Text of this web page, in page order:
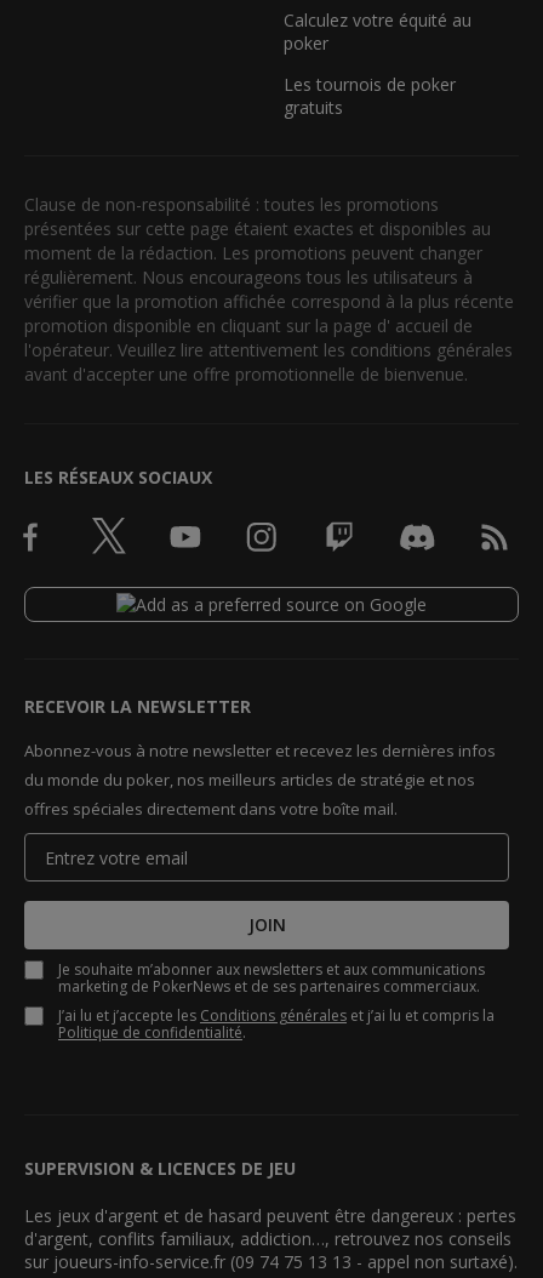
Calculez votre équité au
poker
Les tournois de poker
gratuits
Clause de non-responsabilité : toutes les promotions
présentées sur cette page étaient exactes et disponibles au
moment de la rédaction. Les promotions peuvent changer
régulièrement. Nous encourageons tous les utilisateurs à
vérifier que la promotion affichée correspond à la plus récente
promotion disponible en cliquant sur la page d' accueil de
l'opérateur. Veuillez lire attentivement les conditions générales
avant d'accepter une offre promotionnelle de bienvenue.
LES RÉSEAUX SOCIAUX
RECEVOIR LA NEWSLETTER
Abonnez-vous à notre newsletter et recevez les dernières infos
du monde du poker, nos meilleurs articles de stratégie et nos
offres spéciales directement dans votre boîte mail.
JOIN
Je souhaite m’abonner aux newsletters et aux communications
marketing de PokerNews et de ses partenaires commerciaux.
J’ai lu et j’accepte les Conditions générales et j’ai lu et compris la
Politique de confidentialité.
SUPERVISION & LICENCES DE JEU
Les jeux d'argent et de hasard peuvent être dangereux : pertes
d'argent, conflits familiaux, addiction…, retrouvez nos conseils
sur joueurs-info-service.fr (09 74 75 13 13 - appel non surtaxé).